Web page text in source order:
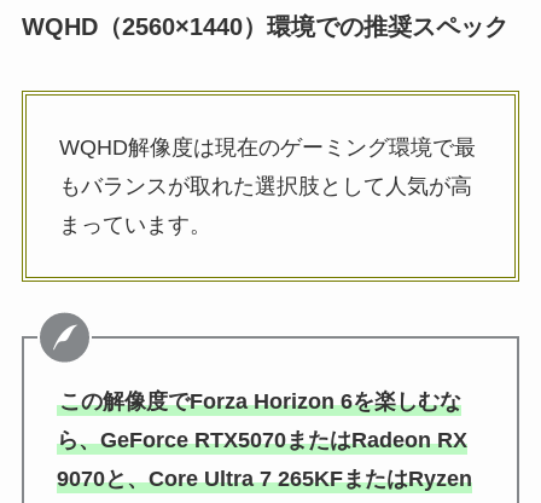
WQHD（2560×1440）環境での推奨スペック
WQHD解像度は現在のゲーミング環境で最
もバランスが取れた選択肢として人気が高
まっています。
この解像度でForza Horizon 6を楽しむな
ら、GeForce RTX5070またはRadeon RX
9070と、Core Ultra 7 265KFまたはRyzen